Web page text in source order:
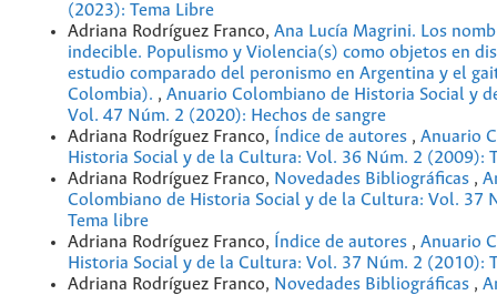
(2023): Tema Libre
Adriana Rodríguez Franco, Ana Lucía Magrini. Los
indecible. Populismo y Violencia(s) como objetos en
estudio comparado del peronismo en Argentina y el
Colombia). , Anuario Colombiano de Historia Social y
Vol. 47 Núm. 2 (2020): Hechos de sangre
Adriana Rodríguez Franco,
Índice de autores , Anuario
Historia Social y de la Cultura: Vol. 36 Núm. 2 (2009):
Adriana Rodríguez Franco, Novedades Bibliográficas ,
Colombiano de Historia Social y de la Cultura: Vol. 37
Tema libre
Adriana Rodríguez Franco,
Índice de autores , Anuario
Historia Social y de la Cultura: Vol. 37 Núm. 2 (2010):
Adriana Rodríguez Franco, Novedades Bibliográficas ,